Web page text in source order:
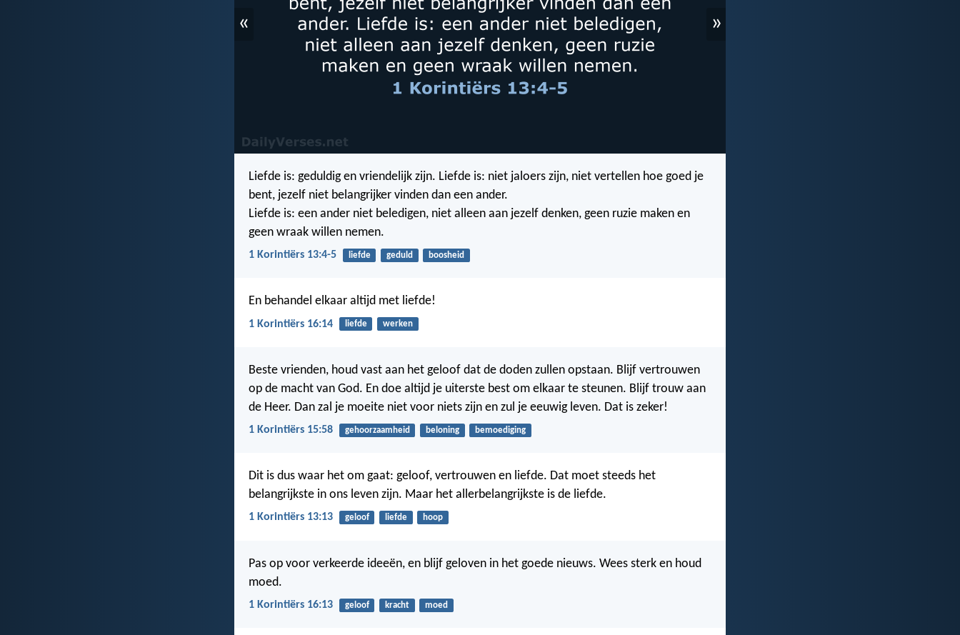
« »
Liefde is: geduldig en vriendelijk zijn. Liefde is: niet jaloers zijn, niet vertellen hoe goed je
bent, jezelf niet belangrijker vinden dan een ander.
Liefde is: een ander niet beledigen, niet alleen aan jezelf denken, geen ruzie maken en
geen wraak willen nemen.
1 Korintiërs 13:4-5 liefde geduld boosheid
En behandel elkaar altijd met liefde!
1 Korintiërs 16:14 liefde werken
Beste vrienden, houd vast aan het geloof dat de doden zullen opstaan. Blijf vertrouwen
op de macht van God. En doe altijd je uiterste best om elkaar te steunen. Blijf trouw aan
de Heer. Dan zal je moeite niet voor niets zijn en zul je eeuwig leven. Dat is zeker!
1 Korintiërs 15:58 gehoorzaamheid beloning bemoediging
Dit is dus waar het om gaat: geloof, vertrouwen en liefde. Dat moet steeds het
belangrijkste in ons leven zijn. Maar het allerbelangrijkste is de liefde.
1 Korintiërs 13:13 geloof liefde hoop
Pas op voor verkeerde ideeën, en blijf geloven in het goede nieuws. Wees sterk en houd
moed.
1 Korintiërs 16:13 geloof kracht moed